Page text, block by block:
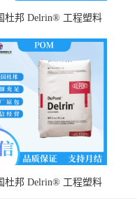
杜邦 Delrin® 工程塑料
耐化学性 耐冲击性
杜邦 Delrin® 工程塑料